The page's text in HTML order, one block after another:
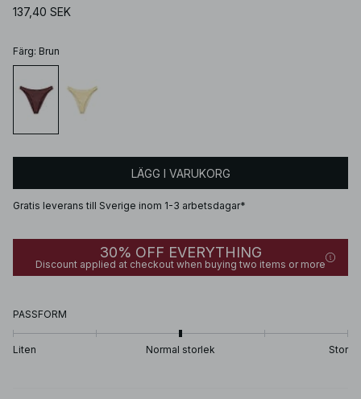
137,40 SEK
Färg: Brun
LÄGG I VARUKORG
Gratis leverans till Sverige inom 1-3 arbetsdagar*
30% OFF EVERYTHING
Discount applied at checkout when buying two items or more
PASSFORM
Liten Normal storlek Stor